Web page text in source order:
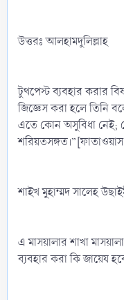
উত্তরঃ আলহামদুলিল্লাহ
টুথপেস্ট ব্যবহার করার
জিজ্ঞেস করা হলে তিনি
এতে কোন অসুবিধা নেই;
শাইখ মুহাম্মদ সালেহ
এ মাসয়ালার শাখা
ব্যবহার করা কি জায়েয